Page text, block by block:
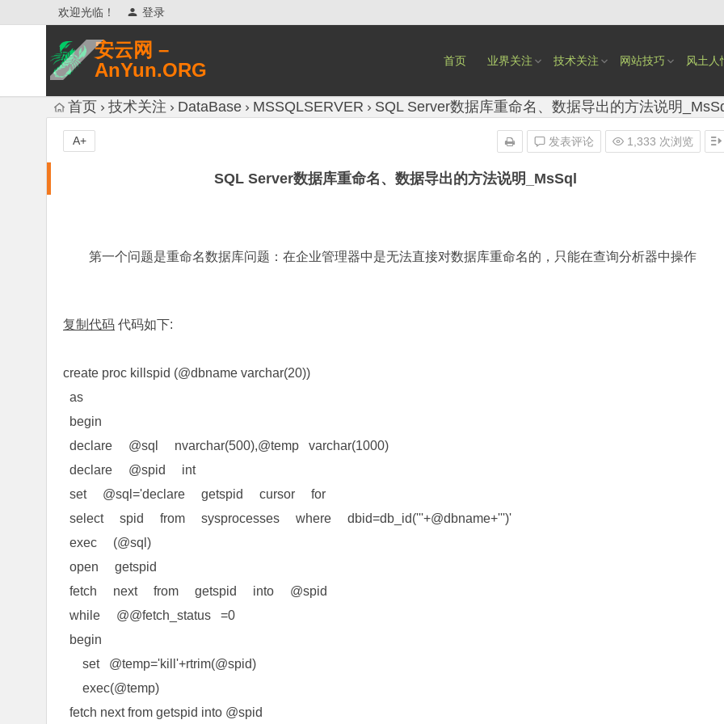
欢迎光临！ 登录
安云网 –
AnYun.ORG
网络安全研究、网络各种猎奇八卦。
首页 业界关注 技术关注 网站技巧 风土人
首页 技术关注 DataBase MSSQLSERVER SQL Server数据库重命名、数据导出的方法说明
SQL Server数据库重命名、数据导出的方法说明_MsSql
发表评论 1,333 次浏览
A+
第一个问题是重命名数据库问题：在企业管理器中是无法直接对数据库重命名的，只能在查询分析器中操作
复制代码 代码如下:
create proc killspid (@dbname varchar(20))
as
begin
declare @sql nvarchar(500),@temp varchar(1000)
declare @spid int
set @sql='declare getspid cursor for
select spid from sysprocesses where dbid=db_id('''+@dbname+''')'
exec (@sql)
open getspid
fetch next from getspid into @spid
while @@fetch_status =0
begin
set @temp='kill'+rtrim(@spid)
exec(@temp)
fetch next from getspid into @spid